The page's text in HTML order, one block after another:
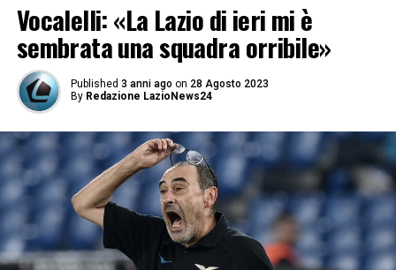
Vocalelli: «La Lazio di ieri mi è
sembrata una squadra orribile»
Published 3 anni ago on 28 Agosto 2023
By Redazione LazioNews24